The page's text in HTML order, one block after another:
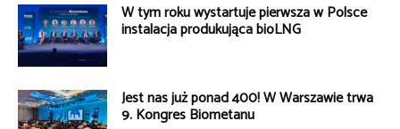
W tym roku wystartuje pierwsza w Polsce
instalacja produkująca bioLNG
Jest nas już ponad 400! W Warszawie trwa
9. Kongres Biometanu